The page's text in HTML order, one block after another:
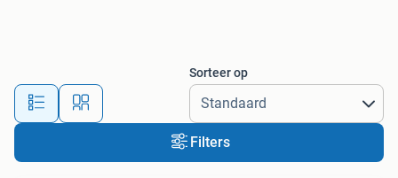
Sorteer op
Filters